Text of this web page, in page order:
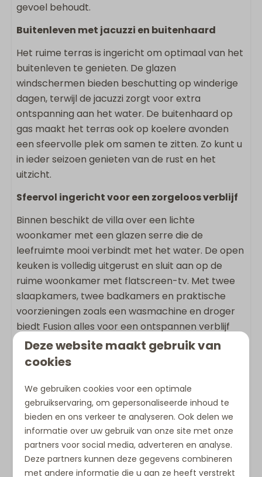
Föhn
Apart toilet
Dubbele wastafel
Slaapkamer(s)
Tweepersoonsbed: 2
Boxspring
Ligging accommodatie
Panoramisch uitzicht
Vrijstaande accommodatie op vakantiepark
Kluis
gevoel behoudt.
Buitenleven met jacuzzi en buitenhaard
Het ruime terras is ingericht om optimaal van het
buitenleven te genieten. De glazen
windschermen bieden beschutting op winderige
dagen, terwijl de jacuzzi zorgt voor extra
ontspanning aan het water. De buitenhaard op
gas maakt het terras ook op koelere avonden
een sfeervolle plek om samen te zitten. Zo kunt u
in ieder seizoen genieten van de rust en het
uitzicht.
Sfeervol ingericht voor een zorgeloos verblijf
Binnen beschikt de villa over een lichte
woonkamer met een glazen serre die de
leefruimte mooi verbindt met het water. De open
keuken is volledig uitgerust en sluit aan op de
ruime woonkamer met flatscreen-tv. Met twee
slaapkamers, twee badkamers en praktische
voorzieningen zoals een wasmachine en droger
biedt Fusion alles voor een ontspannen verblijf
met familie, vrienden of als stel.
De 4-persoons villa (ca. 130 m²) beschikt over:
2 slaapkamers, waarvan één slaapkamer
grenst aan de woonkamer met een open
verbinding
2 badkamers met douche
2 toiletten
Ruime woonkamer met flatscreen-tv
Deze website maakt gebruik van
cookies
We gebruiken cookies voor een optimale
gebruikservaring, om gepersonaliseerde inhoud te
bieden en ons verkeer te analyseren. Ook delen we
informatie over uw gebruik van onze site met onze
partners voor social media, adverteren en analyse.
Deze partners kunnen deze gegevens combineren
met andere informatie die u aan ze heeft verstrekt